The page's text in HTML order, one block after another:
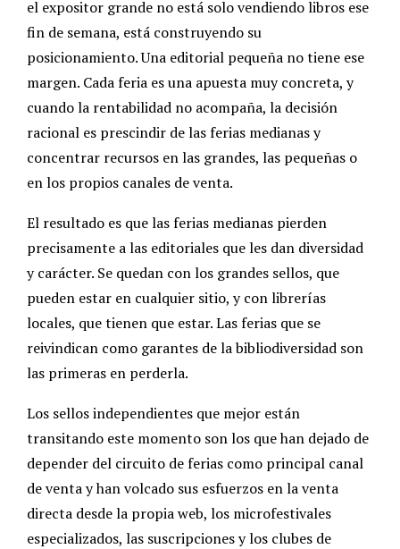
el expositor grande no está solo vendiendo libros ese
fin de semana, está construyendo su
posicionamiento. Una editorial pequeña no tiene ese
margen. Cada feria es una apuesta muy concreta, y
cuando la rentabilidad no acompaña, la decisión
racional es prescindir de las ferias medianas y
concentrar recursos en las grandes, las pequeñas o
en los propios canales de venta.
El resultado es que las ferias medianas pierden
precisamente a las editoriales que les dan diversidad
y carácter. Se quedan con los grandes sellos, que
pueden estar en cualquier sitio, y con librerías
locales, que tienen que estar. Las ferias que se
reivindican como garantes de la bibliodiversidad son
las primeras en perderla.
Los sellos independientes que mejor están
transitando este momento son los que han dejado de
depender del circuito de ferias como principal canal
de venta y han volcado sus esfuerzos en la venta
directa desde la propia web, los microfestivales
especializados, las suscripciones y los clubes de